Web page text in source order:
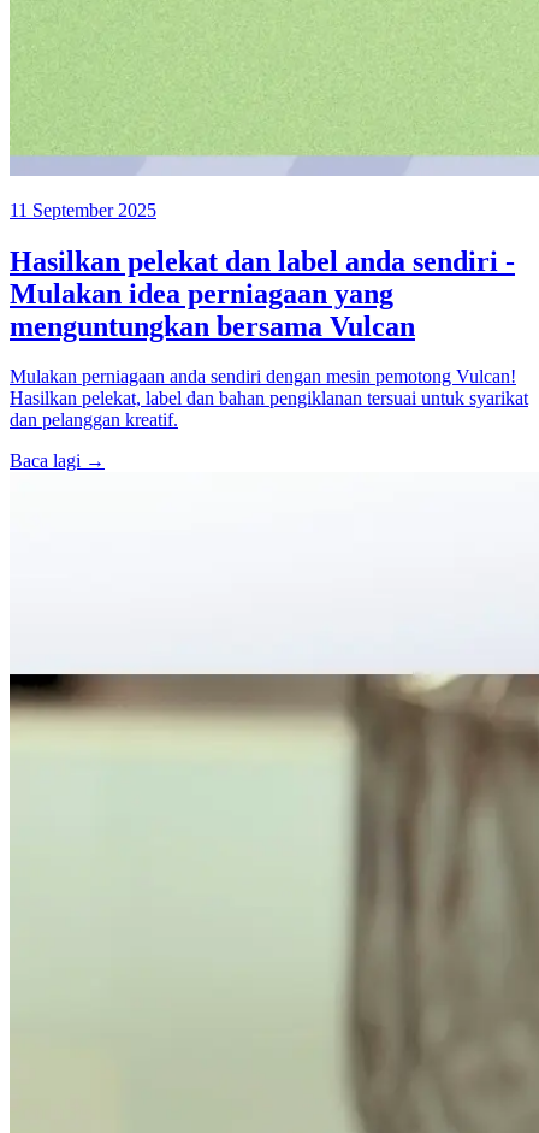
11 September 2025
Hasilkan pelekat dan label anda sendiri -
Mulakan idea perniagaan yang
menguntungkan bersama Vulcan
Mulakan perniagaan anda sendiri dengan mesin pemotong Vulcan!
Hasilkan pelekat, label dan bahan pengiklanan tersuai untuk syarikat
dan pelanggan kreatif.
Baca lagi →